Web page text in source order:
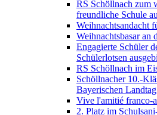
RS Schöllnach zum
freundliche Schule
Weihnachtsandacht
Weihnachtsbasar an
Engagierte Schüler
Schülerlotsen
RS Schöllnach im
Schöllnacher 10.-
Bayerischen Landtag
Vive l'amitié franco-
2. Platz im